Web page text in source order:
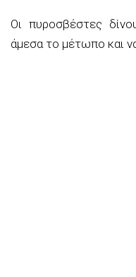
Οι πυροσβέστες
άμεσα το μέτωπο και